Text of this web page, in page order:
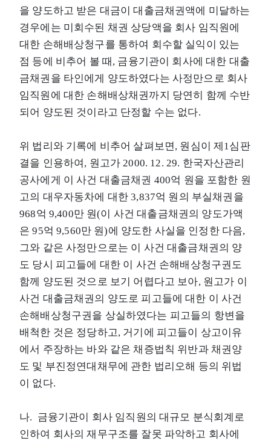
을 양도하고 받은 대금이 대출금채권액에 미달하는
경우에는 미회수된 채권 상당액을 회사 임직원에
대한 손해배상청구를 통하여 회수할 실익이 있는
점 등에 비추어 볼 때, 금융기관이 회사에 대한 대출
금채권을 타인에게 양도하였다는 사정만으로 회사
임직원에 대한 손해배상채권까지 당연히 함께 수반
되어 양도된 것이라고 단정할 수는 없다.
위 법리와 기록에 비추어 살펴보면, 원심이 제1심판
결을 인용하여, 원고가 2000. 12. 29. 한국자산관리
공사에게 이 사건 대출금채권 400억 원을 포함한 원
고의 대우자동차에 대한 3,837억 원의 부실채권을
968억 9,400만 원(이 사건 대출금채권의 양도가액
은 95억 9,560만 원)에 양도한 사실을 인정한 다음,
그와 같은 사정만으로는 이 사건 대출금채권의 양
도 당시 피고들에 대한 이 사건 손해배상청구권도
함께 양도된 것으로 보기 어렵다고 보아, 원고가 이
사건 대출금채권의 양도로 피고들에 대한 이 사건
손해배상청구권을 상실하였다는 피고들의 항변을
배척한 것은 정당하고, 거기에 피고들이 상고이유
에서 주장하는 바와 같은 채증법칙 위반과 채권양
도 및 부진정연대채무에 관한 법리오해 등의 위법
이 없다.
나. 금융기관이 회사 임직원의 대규모 분식회계로
인하여 회사의 재무구조를 잘못 파악하고 회사에